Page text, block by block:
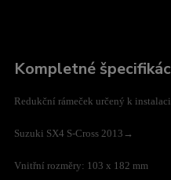
Kompletné
Redukční rámeček určený k
Suzuki SX4 S-Cross 2013→
Vnitřní rozměry: 103 x 182 mm